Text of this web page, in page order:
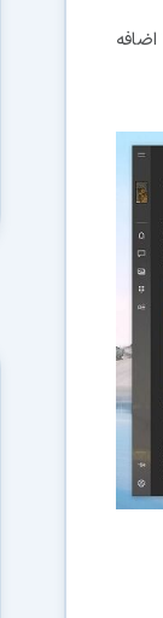
، مایکروسافت می خواهد به زودی سه ویژگی جدید به اپلیکیشن Your Phone ویندوز 10 اضافه